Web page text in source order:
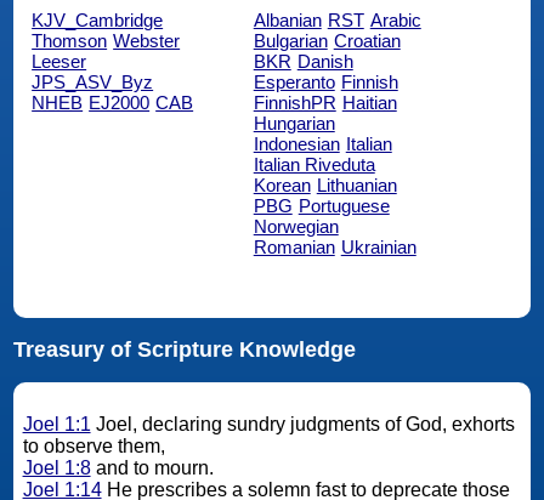
KJV_Cambridge
Thomson Webster
Leeser
JPS_ASV_Byz
NHEB EJ2000 CAB
Albanian RST Arabic
Bulgarian Croatian
BKR Danish
Esperanto Finnish
FinnishPR Haitian
Hungarian
Indonesian Italian
Italian Riveduta
Korean Lithuanian
PBG Portuguese
Norwegian
Romanian Ukrainian
Treasury of Scripture Knowledge
Joel 1:1 Joel, declaring sundry judgments of God, exhorts
to observe them,
Joel 1:8and to mourn.
Joel 1:14He prescribes a solemn fast to deprecate those